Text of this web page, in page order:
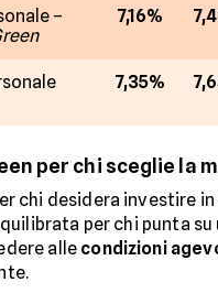
–
7,16%
7,35%
per chi sceglie la
chi desidera investire in
per chi punta
alle condizioni